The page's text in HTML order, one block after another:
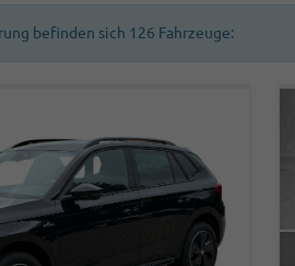
befinden sich 126 Fahrzeuge: